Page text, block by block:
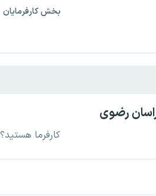
بخش کارفرمایان
رضوی
کارفرما هستید؟